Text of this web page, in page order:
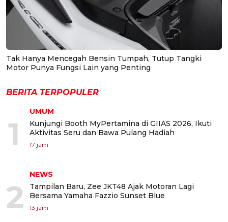
Tak Hanya Mencegah Bensin Tumpah, Tutup Tangki
Motor Punya Fungsi Lain yang Penting
BERITA TERPOPULER
1
UMUM
Kunjungi Booth MyPertamina di GIIAS 2026, Ikuti
Aktivitas Seru dan Bawa Pulang Hadiah
17 jam
2
NEWS
Tampilan Baru, Zee JKT48 Ajak Motoran Lagi
Bersama Yamaha Fazzio Sunset Blue
13 jam